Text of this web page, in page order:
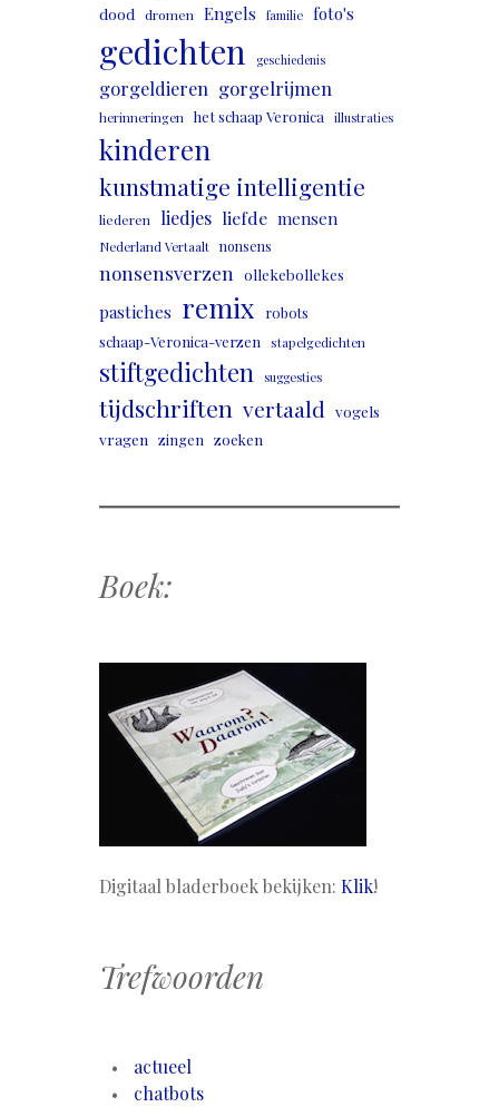
dood dromen Engels familie foto's
gedichten geschiedenis
gorgeldieren gorgelrijmen
herinneringen het schaap Veronica illustraties
kinderen
kunstmatige intelligentie
liederen liedjes liefde mensen
Nederland Vertaalt nonsens
nonsensverzen ollekebollekes
pastiches remix
robots
schaap-Veronica-verzen stapelgedichten
stiftgedichten suggesties
tijdschriften vertaald vogels
vragen zingen zoeken
Boek:
Digitaal bladerboek bekijken: Klik!
Trefwoorden
actueel
chatbots